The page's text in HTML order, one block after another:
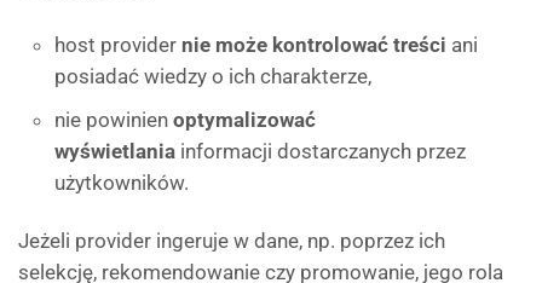
host provider nie może kontrolować treści ani
posiadać wiedzy o ich charakterze,
nie powinien optymalizować
wyświetlania informacji dostarczanych przez
użytkowników.
Jeżeli provider ingeruje w dane, np. poprzez ich
selekcję, rekomendowanie czy promowanie, jego rola